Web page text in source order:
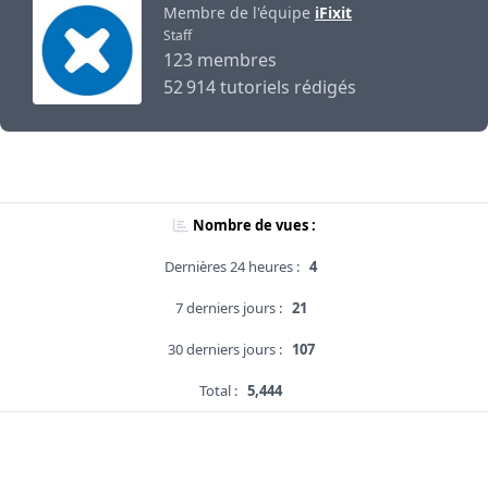
Membre de l'équipe iFixit
Staff
123 membres
52 914 tutoriels rédigés
Nombre de vues :
Dernières 24 heures : 4
7 derniers jours : 21
30 derniers jours : 107
Total : 5,444